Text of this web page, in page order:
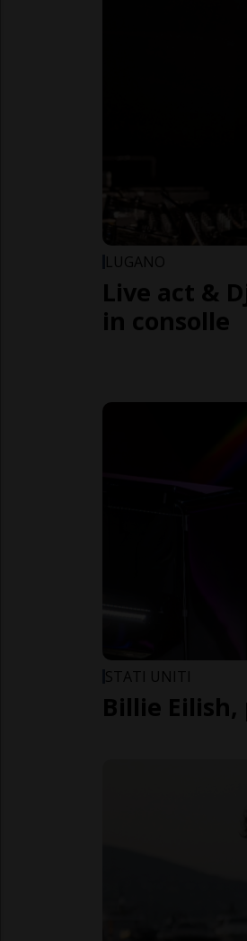
LUGANO
Live act &
in consolle
STATI UNITI
Billie